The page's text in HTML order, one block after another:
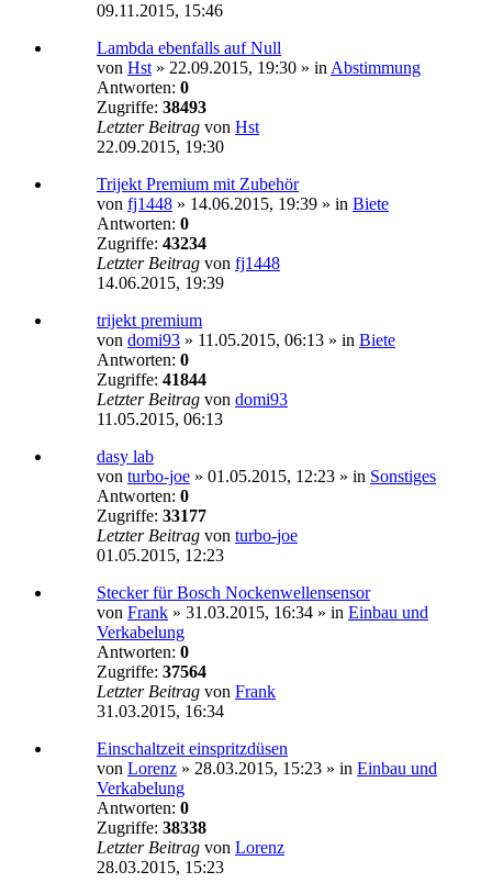
09.11.2015, 15:46
Lambda ebenfalls auf Null
von Hst » 22.09.2015, 19:30 » in Abstimmung
Antworten: 0
Zugriffe: 38493
Letzter Beitrag von Hst
22.09.2015, 19:30
Trijekt Premium mit Zubehör
von fj1448 » 14.06.2015, 19:39 » in Biete
Antworten: 0
Zugriffe: 43234
Letzter Beitrag von fj1448
14.06.2015, 19:39
trijekt premium
von domi93 » 11.05.2015, 06:13 » in Biete
Antworten: 0
Zugriffe: 41844
Letzter Beitrag von domi93
11.05.2015, 06:13
dasy lab
von turbo-joe » 01.05.2015, 12:23 » in Sonstiges
Antworten: 0
Zugriffe: 33177
Letzter Beitrag von turbo-joe
01.05.2015, 12:23
Stecker für Bosch Nockenwellensensor
von Frank » 31.03.2015, 16:34 » in Einbau und
Verkabelung
Antworten: 0
Zugriffe: 37564
Letzter Beitrag von Frank
31.03.2015, 16:34
Einschaltzeit einspritzdüsen
von Lorenz » 28.03.2015, 15:23 » in Einbau und
Verkabelung
Antworten: 0
Zugriffe: 38338
Letzter Beitrag von Lorenz
28.03.2015, 15:23